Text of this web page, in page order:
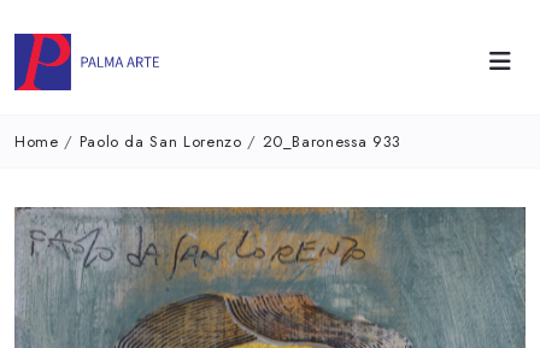
Home / Paolo da San Lorenzo / 20_Baronessa 933